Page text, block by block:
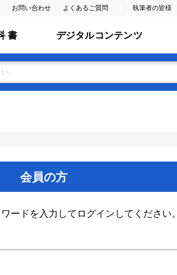
お問い合わせ よくあるご質問 執筆者の皆様
書 デジタルコンテンツ
会員の方
ードを入力してログインしてください。